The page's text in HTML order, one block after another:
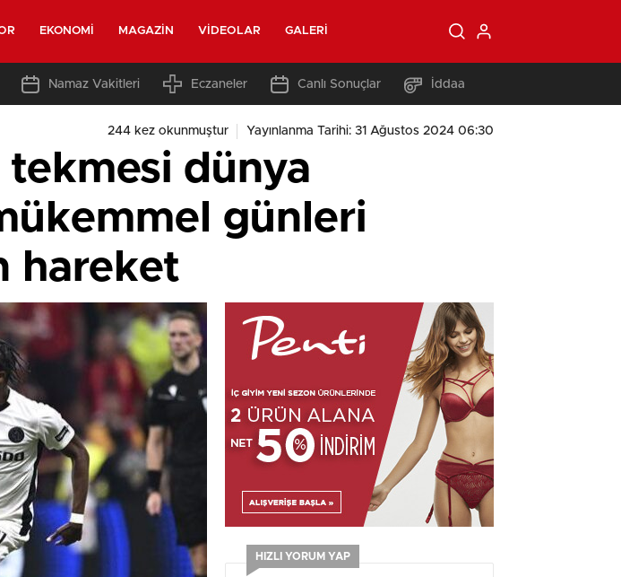
EKONOMI MAGAZIN VIDEOLAR GALERI
Namaz Vakitleri Eczaneler Canlı Sonuçlar İddaa
244 kez okunmuştur Yayınlanma Tarihi: 31 Ağustos 2024 06:30
tekmesi dünya
günleri
hareket
HIZLI YORUM YAP